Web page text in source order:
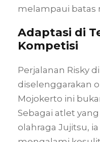
melampaui batas
Adaptasi di
Kompetisi
Perjalanan Risky
diselenggarakan
Mojokerto ini
Sebagai atlet
olahraga Jujitsu,